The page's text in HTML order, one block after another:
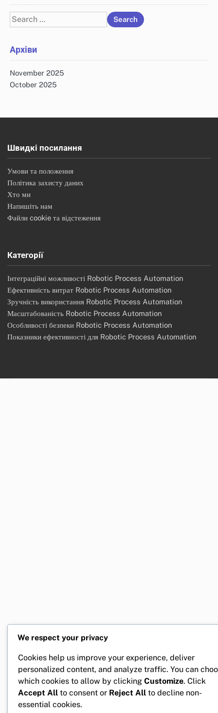
Search
for:
Архіви
November 2025
October 2025
Швидкі посилання
Умови та положення
Політика захисту даних
Хто ми
Напишіть нам
Файли cookie та відстеження
Категорії
Інтеграційні можливості Robotic Process Automation
Ефективність витрат Robotic Process Automation
Зручність використання Robotic Process Automation
Масштабованість Robotic Process Automation
Особливості безпеки Robotic Process Automation
Показники ефективності для Robotic Process Automation
We respect your privacy
Cookies help us improve your experience, deliver
personalized content, and analyze traffic. You can
which cookies to allow by clicking Customize. Click
Accept All to consent or Reject All to decline non-
essential cookies.